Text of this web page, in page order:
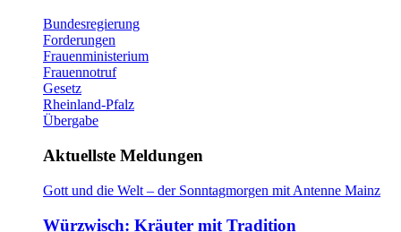
Bundesregierung
Forderungen
Frauenministerium
Frauennotruf
Gesetz
Rheinland-Pfalz
Übergabe
Aktuellste Meldungen
Gott und die Welt – der Sonntagmorgen mit Antenne Mainz
Würzwisch: Kräuter mit Tradition